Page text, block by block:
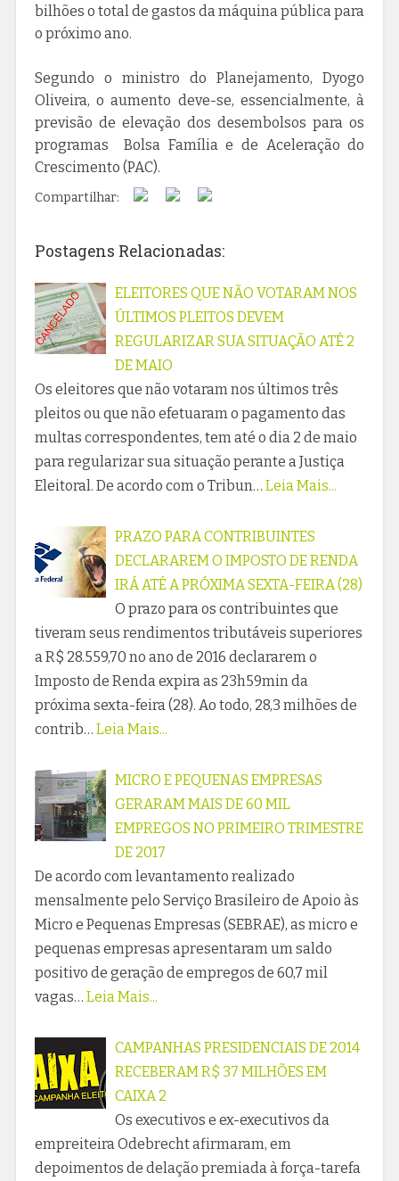
bilhões o total de gastos da máquina pública para
o próximo ano.
Segundo o ministro do Planejamento, Dyogo
Oliveira, o aumento deve-se, essencialmente, à
previsão de elevação dos desembolsos para os
programas Bolsa Família e de Aceleração do
Crescimento (PAC).
Compartilhar:
Postagens Relacionadas:
ELEITORES QUE NÃO VOTARAM NOS
ÚLTIMOS PLEITOS DEVEM
REGULARIZAR SUA SITUAÇÃO ATÉ 2
DE MAIO
Os eleitores que não votaram nos últimos três
pleitos ou que não efetuaram o pagamento das
multas correspondentes, tem até o dia 2 de maio
para regularizar sua situação perante a Justiça
Eleitoral. De acordo com o Tribun… Leia Mais...
PRAZO PARA CONTRIBUINTES
DECLARAREM O IMPOSTO DE RENDA
IRÁ ATÉ A PRÓXIMA SEXTA-FEIRA (28)
O prazo para os contribuintes que
tiveram seus rendimentos tributáveis superiores
a R$ 28.559,70 no ano de 2016 declararem o
Imposto de Renda expira as 23h59min da
próxima sexta-feira (28). Ao todo, 28,3 milhões de
contrib… Leia Mais...
MICRO E PEQUENAS EMPRESAS
GERARAM MAIS DE 60 MIL
EMPREGOS NO PRIMEIRO TRIMESTRE
DE 2017
De acordo com levantamento realizado
mensalmente pelo Serviço Brasileiro de Apoio às
Micro e Pequenas Empresas (SEBRAE), as micro e
pequenas empresas apresentaram um saldo
positivo de geração de empregos de 60,7 mil
vagas… Leia Mais...
CAMPANHAS PRESIDENCIAIS DE 2014
RECEBERAM R$ 37 MILHÕES EM
CAIXA 2
Os executivos e ex-executivos da
empreiteira Odebrecht afirmaram, em
depoimentos de delação premiada à força-tarefa